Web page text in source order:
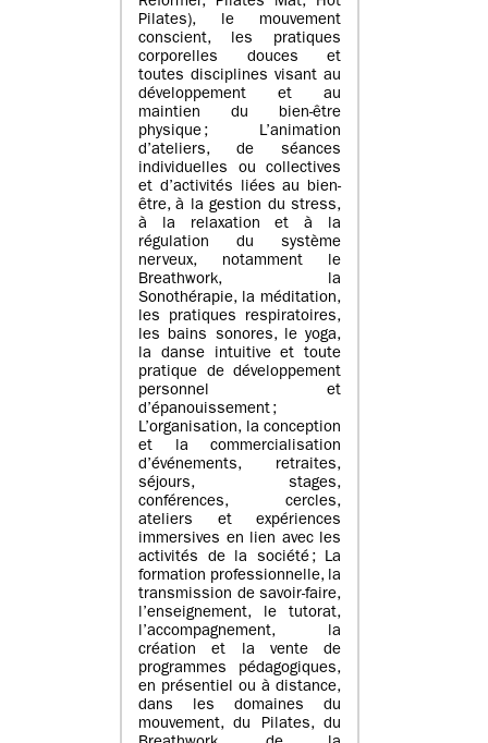
Pilates), le mouvement
conscient, les pratiques
corporelles douces et
toutes disciplines visant au
développement et au
maintien du bien-être
physique ; L’animation
d’ateliers, de séances
individuelles ou collectives
et d’activités liées au bien-
être, à la gestion du stress,
à la relaxation et à la
régulation du système
nerveux, notamment le
Breathwork, la
Sonothérapie, la méditation,
les pratiques respiratoires,
les bains sonores, le yoga,
la danse intuitive et toute
pratique de développement
personnel et
d’épanouissement ;
L’organisation, la conception
et la commercialisation
d’événements, retraites,
séjours, stages,
conférences, cercles,
ateliers et expériences
immersives en lien avec les
activités de la société ; La
formation professionnelle, la
transmission de savoir-faire,
l’enseignement, le tutorat,
l’accompagnement, la
création et la vente de
programmes pédagogiques,
en présentiel ou à distance,
dans les domaines du
mouvement, du Pilates, du